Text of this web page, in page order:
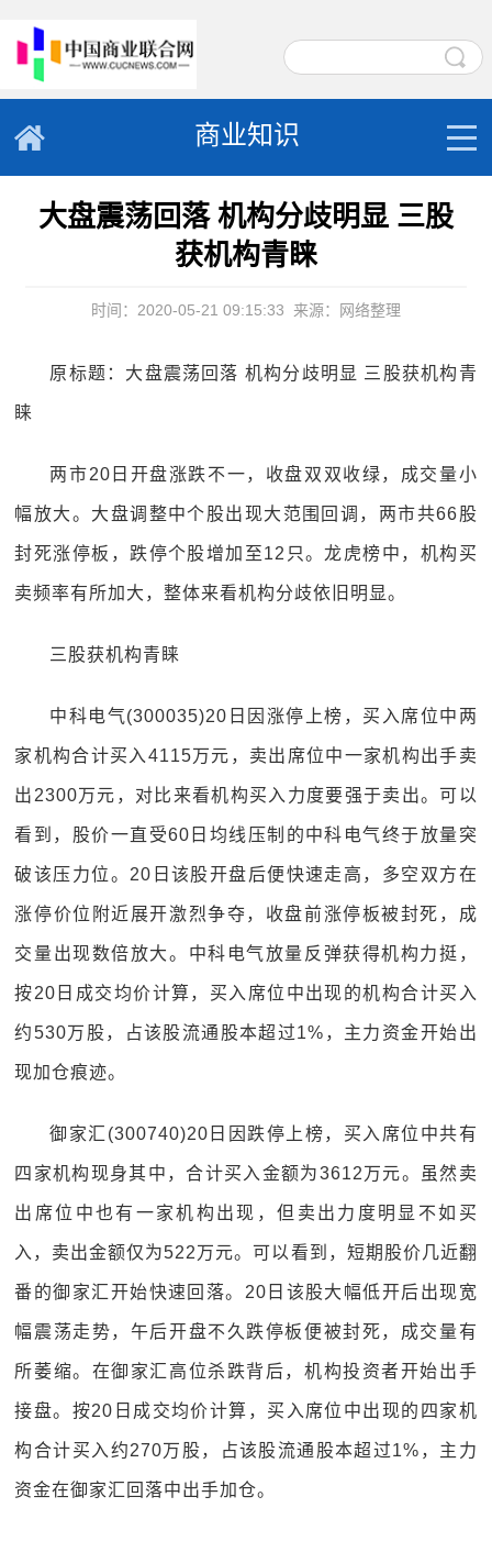
商业知识
大盘震荡回落 机构分歧明显 三股
获机构青睐
时间：2020-05-21 09:15:33 来源：网络整理
原标题：大盘震荡回落 机构分歧明显 三股获机构青
睐
两市20日开盘涨跌不一，收盘双双收绿，成交量小
幅放大。大盘调整中个股出现大范围回调，两市共66股
封死涨停板，跌停个股增加至12只。龙虎榜中，机构买
卖频率有所加大，整体来看机构分歧依旧明显。
三股获机构青睐
中科电气(300035)20日因涨停上榜，买入席位中两
家机构合计买入4115万元，卖出席位中一家机构出手卖
出2300万元，对比来看机构买入力度要强于卖出。可以
看到，股价一直受60日均线压制的中科电气终于放量突
破该压力位。20日该股开盘后便快速走高，多空双方在
涨停价位附近展开激烈争夺，收盘前涨停板被封死，成
交量出现数倍放大。中科电气放量反弹获得机构力挺，
按20日成交均价计算，买入席位中出现的机构合计买入
约530万股，占该股流通股本超过1%，主力资金开始出
现加仓痕迹。
御家汇(300740)20日因跌停上榜，买入席位中共有
四家机构现身其中，合计买入金额为3612万元。虽然卖
出席位中也有一家机构出现，但卖出力度明显不如买
入，卖出金额仅为522万元。可以看到，短期股价几近翻
番的御家汇开始快速回落。20日该股大幅低开后出现宽
幅震荡走势，午后开盘不久跌停板便被封死，成交量有
所萎缩。在御家汇高位杀跌背后，机构投资者开始出手
接盘。按20日成交均价计算，买入席位中出现的四家机
构合计买入约270万股，占该股流通股本超过1%，主力
资金在御家汇回落中出手加仓。